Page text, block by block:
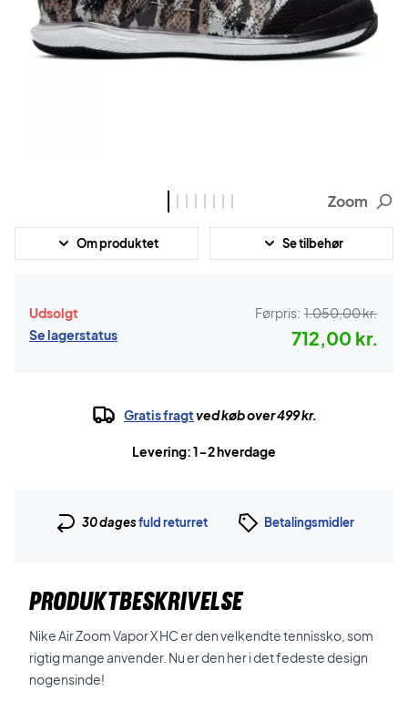
Zoom
Om produktet Se tilbehør
Udsolgt
Se lagerstatus
Førpris: 1.050,00 kr.
712,00 kr.
Gratis fragtved køb over 499 kr.
Levering: 1-2 hverdage
30 dagesfuld returret Betalingsmidler
PRODUKTBESKRIVELSE
Nike Air Zoom Vapor X HC er den velkendte tennissko, som
rigtig mange anvender. Nu er den her i det fedeste design
nogensinde!